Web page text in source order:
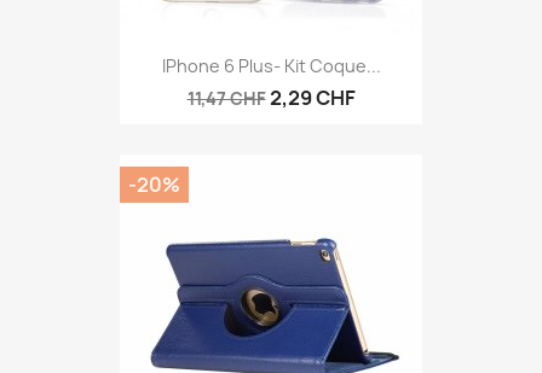
IPhone 6 Plus- Kit Coque...
11,47 CHF2,29 CHF
-20%